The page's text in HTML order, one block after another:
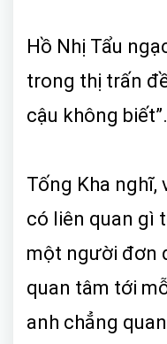
Hồ Nhị Tẩu
trong thị trấn
cậu không biết”.
Tống Kha nghĩ,
có liên quan gì
một người đơn
quan tâm tới
anh chẳng